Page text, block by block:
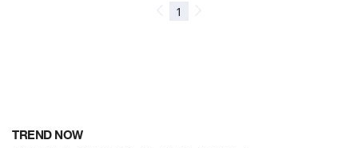
TREND NOW